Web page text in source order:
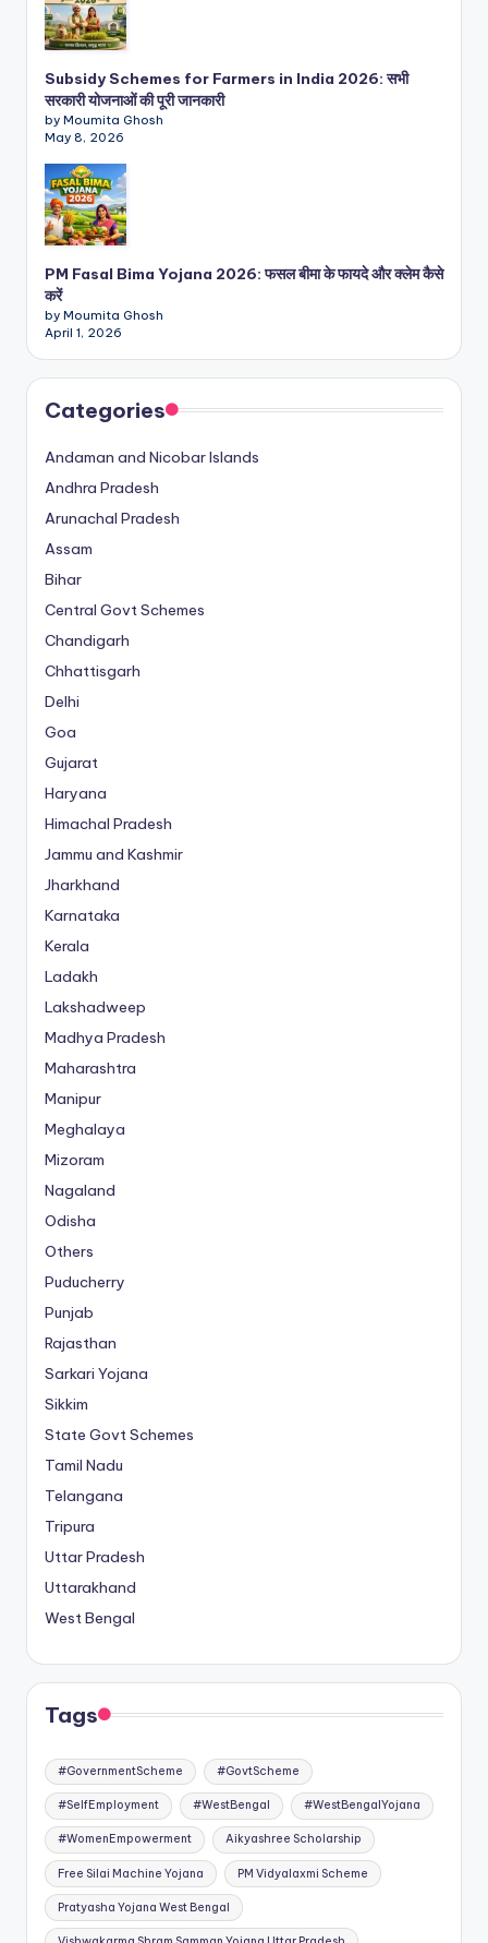
Subsidy Schemes for Farmers in India 2026: सभी
सरकारी योजनाओं की पूरी जानकारी
by Moumita Ghosh
May 8, 2026
PM Fasal Bima Yojana 2026: फसल बीमा के फायदे और क्लेम कैसे
करें
by Moumita Ghosh
April 1, 2026
Categories
Andaman and Nicobar Islands
Andhra Pradesh
Arunachal Pradesh
Assam
Bihar
Central Govt Schemes
Chandigarh
Chhattisgarh
Delhi
Goa
Gujarat
Haryana
Himachal Pradesh
Jammu and Kashmir
Jharkhand
Karnataka
Kerala
Ladakh
Lakshadweep
Madhya Pradesh
Maharashtra
Manipur
Meghalaya
Mizoram
Nagaland
Odisha
Others
Puducherry
Punjab
Rajasthan
Sarkari Yojana
Sikkim
State Govt Schemes
Tamil Nadu
Telangana
Tripura
Uttar Pradesh
Uttarakhand
West Bengal
Tags
#GovernmentScheme #GovtScheme
#SelfEmployment #WestBengal #WestBengalYojana
#WomenEmpowerment Aikyashree Scholarship
Free Silai Machine Yojana PM Vidyalaxmi Scheme
Pratyasha Yojana West Bengal